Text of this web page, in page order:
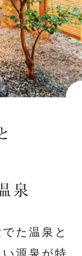
た温泉と
源泉が特